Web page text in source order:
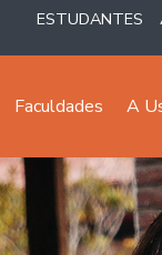
ESTUDANTES
Faculdades A